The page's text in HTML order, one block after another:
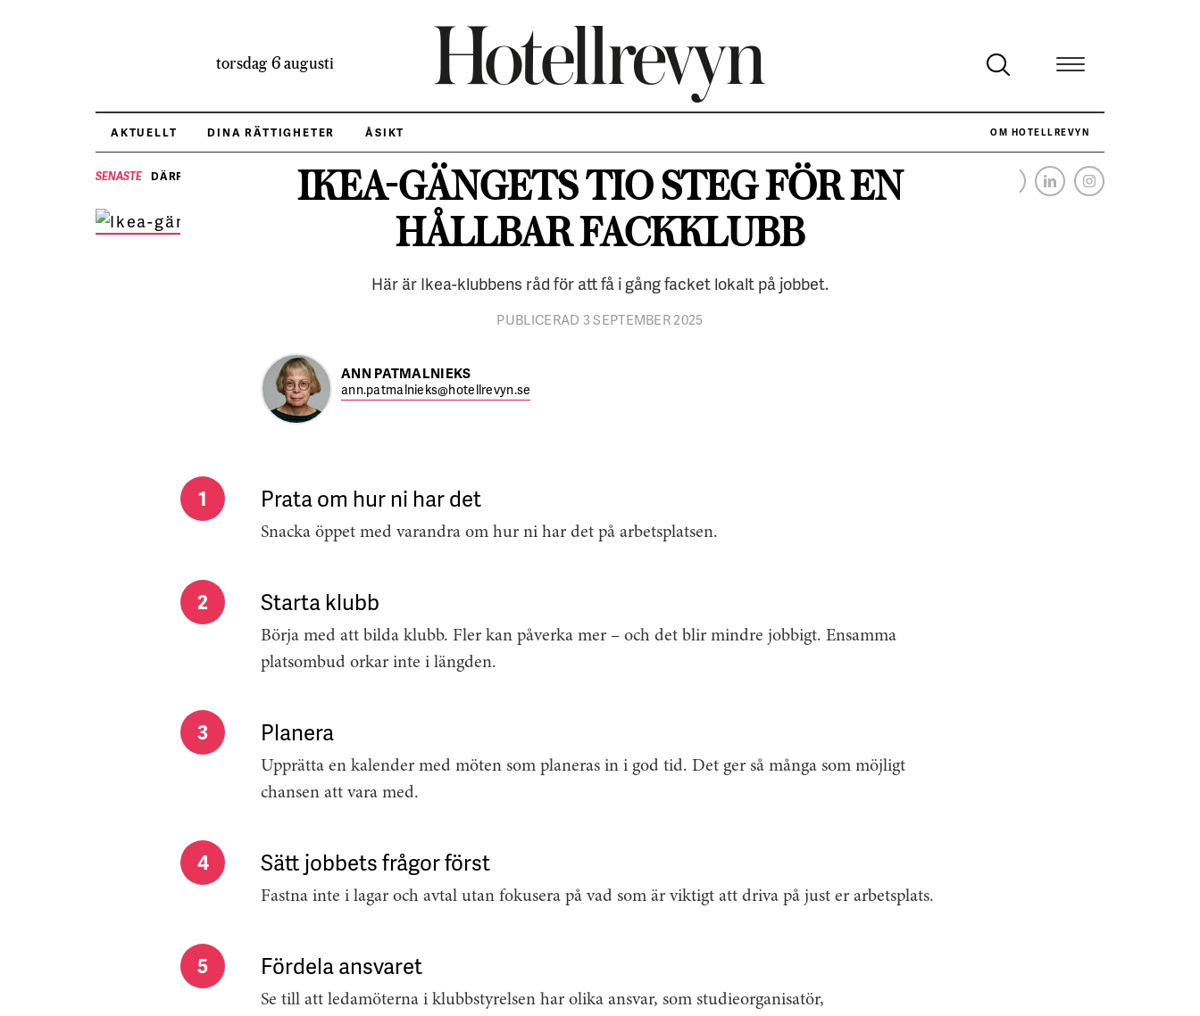
torsdag 6 augusti
AKTUELLT DINA RÄTTIGHETER ÅSIKT OM HOTELLREVYN
SENASTE DÄRFÖR BRYR SIG HRF OM VALET SENASTE NÄR HOTELLREVYN SLOG SVENSKT REKORD I SIMPELHET
Hur bygger man upp en fackklubb på
jobbet? Ikea-gänget i Västerås vet.
IKEA-GÄNGETS TIO STEG FÖR EN
HÅLLBAR FACKKLUBB
Här är Ikea-klubbens råd för att få i gång facket lokalt på jobbet.
PUBLICERAD 3 SEPTEMBER 2025
ANN PATMALNIEKS
ann.patmalnieks@hotellrevyn.se
1 Prata om hur ni har det
Snacka öppet med varandra om hur ni har det på arbetsplatsen.
2 Starta klubb
Börja med att bilda klubb. Fler kan påverka mer – och det blir mindre jobbigt. Ensamma
platsombud orkar inte i längden.
3 Planera
Upprätta en kalender med möten som planeras in i god tid. Det ger så många som möjligt
chansen att vara med.
4 Sätt jobbets frågor först
Fastna inte i lagar och avtal utan fokusera på vad som är viktigt att driva på just er arbetsplats.
5 Fördela ansvaret
Se till att ledamöterna i klubbstyrelsen har olika ansvar, som studieorganisatör,